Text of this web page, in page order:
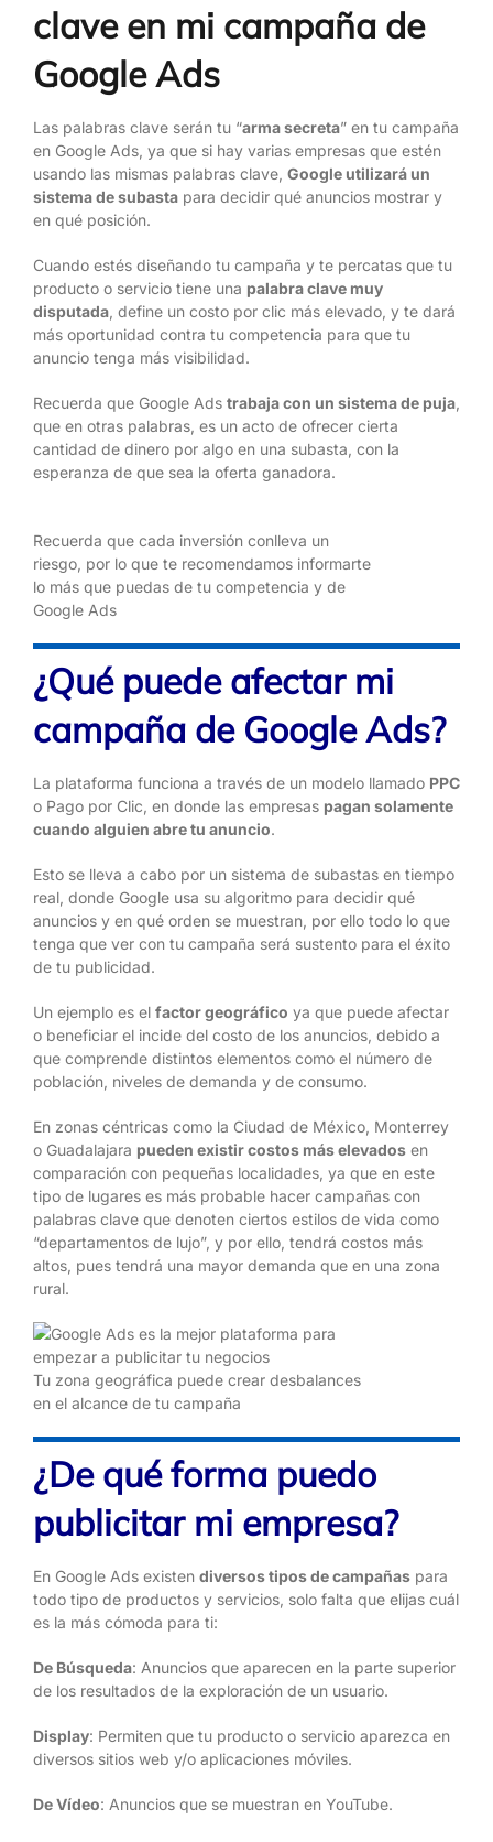
clave en mi campaña de
Google Ads
Las palabras clave serán tu “arma secreta” en tu campaña
en Google Ads, ya que si hay varias empresas que estén
usando las mismas palabras clave, Google utilizará un
sistema de subasta para decidir qué anuncios mostrar y
en qué posición.
Cuando estés diseñando tu campaña y te percatas que tu
producto o servicio tiene una palabra clave muy
disputada , define un costo por clic más elevado, y te dará
más oportunidad contra tu competencia para que tu
anuncio tenga más visibilidad.
Recuerda que Google Ads trabaja con un sistema de puja
que en otras palabras, es un acto de ofrecer cierta
cantidad de dinero por algo en una subasta, con la
esperanza de que sea la oferta ganadora.
Recuerda que cada inversión conlleva un
riesgo, por lo que te recomendamos informarte
lo más que puedas de tu competencia y de
Google Ads
¿Qué puede afectar mi
campaña de Google Ads?
La plataforma funciona a través de un modelo llamado PPC
o Pago por Clic, en donde las empresas pagan solamente
cuando alguien abre tu anuncio.
Esto se lleva a cabo por un sistema de subastas en tiempo
real, donde Google usa su algoritmo para decidir qué
anuncios y en qué orden se muestran, por ello todo lo que
tenga que ver con tu campaña será sustento para el éxito
de tu publicidad.
Un ejemplo es el factor geográfico ya que puede afectar
o beneficiar el incide del costo de los anuncios, debido a
que comprende distintos elementos como el número de
población, niveles de demanda y de consumo.
En zonas céntricas como la Ciudad de México, Monterrey
o Guadalajara pueden existir costos más elevados en
comparación con pequeñas localidades, ya que en este
tipo de lugares es más probable hacer campañas con
palabras clave que denoten ciertos estilos de vida como
“departamentos de lujo”, y por ello, tendrá costos más
altos, pues tendrá una mayor demanda que en una zona
rural.
Tu zona geográfica puede crear desbalances
en el alcance de tu campaña
¿De qué forma puedo
publicitar mi empresa?
En Google Ads existen diversos tipos de campañas para
todo tipo de productos y servicios, solo falta que elijas cuál
es la más cómoda para ti:
De Búsqueda: Anuncios que aparecen en la parte superior
de los resultados de la exploración de un usuario.
Display: Permiten que tu producto o servicio aparezca en
diversos sitios web y/o aplicaciones móviles.
De Vídeo: Anuncios que se muestran en YouTube.